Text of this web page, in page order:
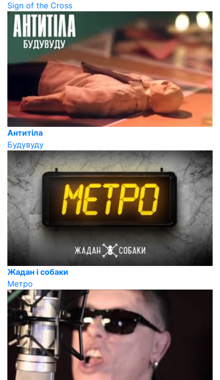
Sign of the Cross
Антитіла
Будувуду
Жадан і собаки
Метро